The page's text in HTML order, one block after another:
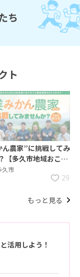
ち
ト
ん農家”に挑戦してみ
【多久市地域おこし
募集
久市
29
もっと見る
活用しよう！